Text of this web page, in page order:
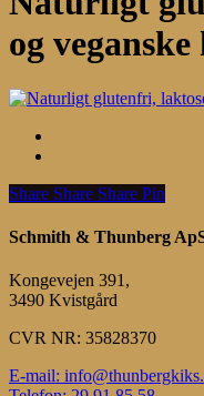
og
Share
Share Share Share Pin
Schmith & Thunberg
Kongevejen 391,
3490 Kvistgård
CVR NR: 35828370
E-mail: